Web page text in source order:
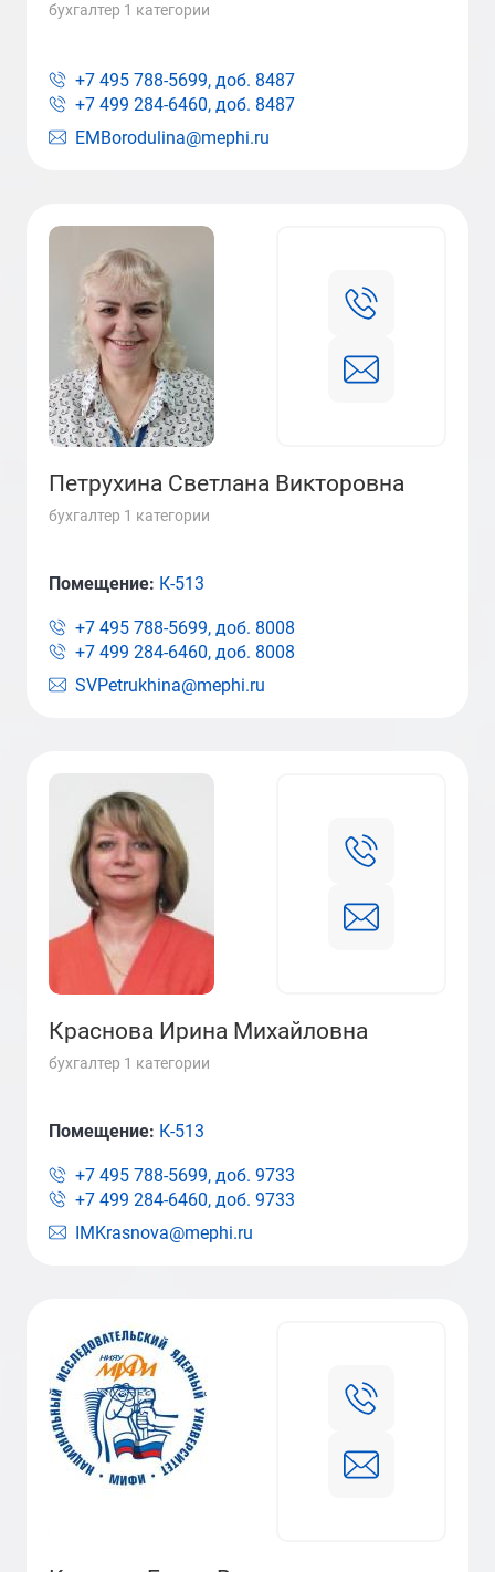
бухгалтер 1 категории
EMBorodulina@mephi.ru
+7 495 788-5699, доб. 8487
+7 499 284-6460, доб. 8487
Петрухина Светлана Викторовна
бухгалтер 1 категории
SVPetrukhina@mephi.ru
Помещение: К-513
+7 495 788-5699, доб. 8008
+7 499 284-6460, доб. 8008
Краснова Ирина Михайловна
бухгалтер 1 категории
IMKrasnova@mephi.ru
Помещение: К-513
+7 495 788-5699, доб. 9733
+7 499 284-6460, доб. 9733